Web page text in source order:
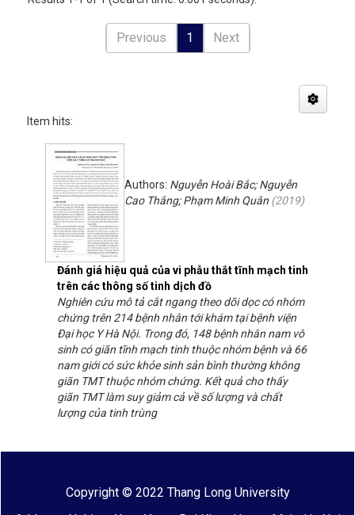
Previous 1 Next
Item hits:
Đánh giá hiệu quả của vi phẫu thắt tĩnh mạch tinh
trên các thông số tinh dịch đồ
Authors: Nguyễn Hoài Bắc; Nguyễn
Cao Thắng; Phạm Minh Quân (2019)
Nghiên cứu mô tả cắt ngang theo dõi dọc có nhóm
chứng trên 214 bệnh nhân tới khám tại bệnh viện
Đại học Y Hà Nội. Trong đó, 148 bệnh nhân nam vô
sinh có giãn tĩnh mạch tinh thuộc nhóm bệnh và 66
nam giới có sức khỏe sinh sản bình thường không
giãn TMT thuộc nhóm chứng. Kết quả cho thấy
giãn TMT làm suy giảm cả về số lượng và chất
lượng của tinh trùng
Copyright © 2022 Thang Long University